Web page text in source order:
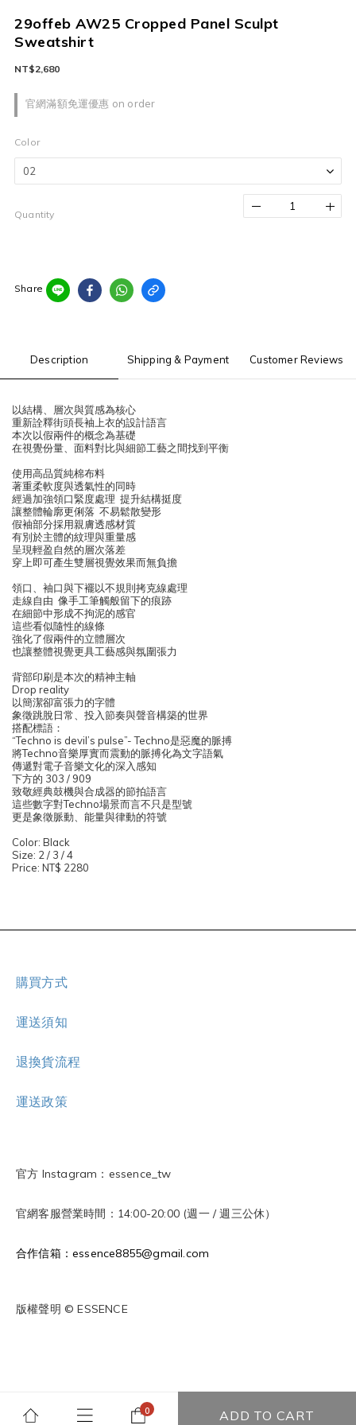
29offeb AW25 Cropped Panel Sculpt
Sweatshirt
官網滿額免運優惠 on order
NT$2,680
Color
Quantity
ADD TO CART
Share
Description Shipping & Payment Customer Reviews
以結構、層次與質感為核心
重新詮釋街頭長袖上衣的設計語言
本次以假兩件的概念為基礎
在視覺份量、面料對比與細節工藝之間找到平衡
使用高品質純棉布料
著重柔軟度與透氣性的同時
經過加強領口緊度處理 提升結構挺度
讓整體輪廓更俐落 不易鬆散變形
假袖部分採用親膚透感材質
有別於主體的紋理與重量感
呈現輕盈自然的層次落差
穿上即可產生雙層視覺效果而無負擔
領口、袖口與下襬以不規則拷克線處理
走線自由 像手工筆觸般留下的痕跡
在細節中形成不拘泥的感官
這些看似隨性的線條
強化了假兩件的立體層次
也讓整體視覺更具工藝感與氛圍張力
背部印刷是本次的精神主軸
Drop reality
以簡潔卻富張力的字體
象徵跳脫日常、投入節奏與聲音構築的世界
搭配標語：
“Techno is devil’s pulse”- Techno是惡魔的脈搏
將Techno音樂厚實而震動的脈搏化為文字語氣
傳遞對電子音樂文化的深入感知
下方的 303 / 909
致敬經典鼓機與合成器的節拍語言
這些數字對Techno場景而言不只是型號
更是象徵脈動、能量與律動的符號
Color: Black
Size: 2 / 3 / 4
Price: NT$ 2280
購買方式
運送須知
退換貨流程
運送政策
官方 Instagram：essence_tw
官網客服營業時間：14:00-20:00 (週一 / 週三公休）
合作信箱：essence8855@gmail.com
版權聲明 © ESSENCE